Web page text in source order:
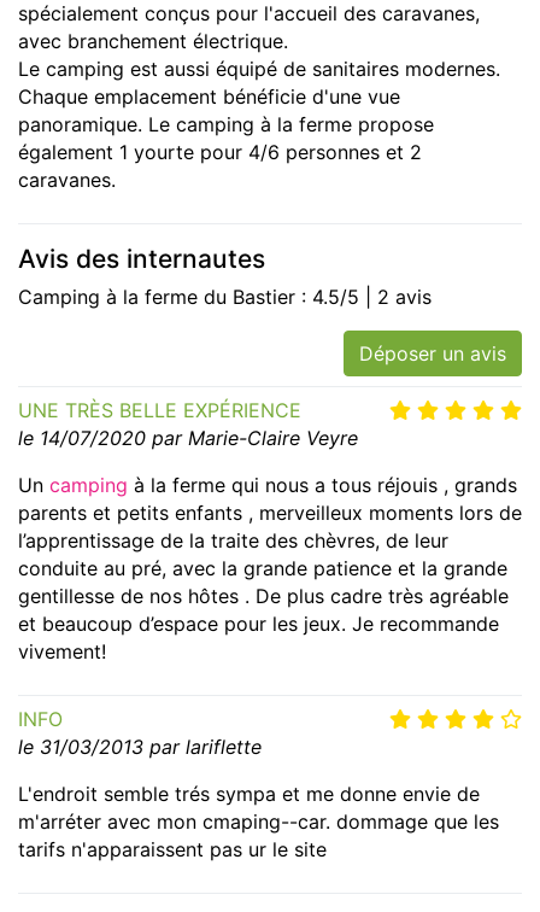
spécialement conçus pour l'accueil des caravanes,
avec branchement électrique.
Le camping est aussi équipé de sanitaires modernes.
Chaque emplacement bénéficie d'une vue
panoramique. Le camping à la ferme propose
également 1 yourte pour 4/6 personnes et 2
caravanes.
Avis des internautes
Camping à la ferme du Bastier : 4.5/5 | 2 avis
Déposer un avis
UNE TRÈS BELLE EXPÉRIENCE
le 14/07/2020 par Marie-Claire Veyre
Un camping à la ferme qui nous a tous réjouis , grands
parents et petits enfants , merveilleux moments lors de
l’apprentissage de la traite des chèvres, de leur
conduite au pré, avec la grande patience et la grande
gentillesse de nos hôtes . De plus cadre très agréable
et beaucoup d’espace pour les jeux. Je recommande
vivement!
INFO
le 31/03/2013 par lariflette
L'endroit semble trés sympa et me donne envie de
m'arréter avec mon cmaping--car. dommage que les
tarifs n'apparaissent pas ur le site